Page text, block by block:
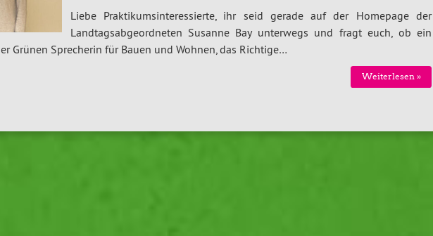
Liebe Praktikumsinteressierte, ihr seid gerade auf der Homepage der
Landtagsabgeordneten Susanne Bay unterwegs und fragt euch, ob ein
Grünen Sprecherin für Bauen und Wohnen, das Richtige…
Weiterlesen »